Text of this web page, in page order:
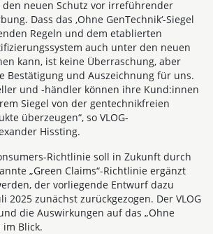
den neuen Schutz vor irreführender
Dass das ‚Ohne GenTechnik‘-Siegel
Regeln und dem etablierten
auch unter den neuen
kann, ist keine Überraschung, aber
Bestätigung und Auszeichnung für uns.
und -händler können ihre Kund:innen
Siegel von der gentechnikfreien
überzeugen“, so VLOG-
Hissting.
Richtlinie soll in Zukunft durch
„Green Claims“-Richtlinie ergänzt
der vorliegende Entwurf dazu
2025 zunächst zurückgezogen. Der VLOG
die Auswirkungen auf das „Ohne
im Blick.